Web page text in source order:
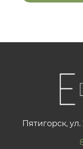
Пятигорск,